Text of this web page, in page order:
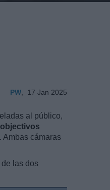
PW 17 Jan 2025
al público,
Ambas cámaras
las dos